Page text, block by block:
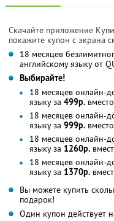
Скачайте приложение
покажите купон с экрана
18 месяцев
английскому языку от
Выбирайте!
18 месяцев онлайн-
языку за 499р. вместо
18 месяцев онлайн-
языку за 999р. вместо
18 месяцев онлайн-
языку за 1260р.
18 месяцев онлайн-
языку за 1370р.
Вы можете купить
подарок!
Один купон действует